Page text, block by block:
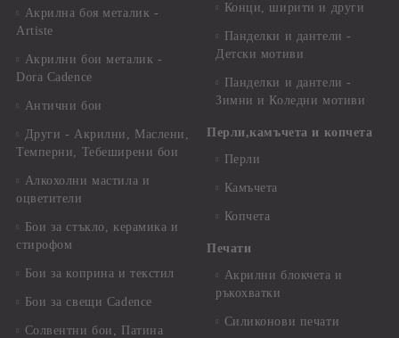
Акрилна боя металик -
Artiste
Акрилни бои металик -
Dora Cadence
Антични бои
Други - Акрилни, Маслени,
Темперни, Тебеширени бои
Алкохолни мастила и
оцветители
Бои за стъкло, керамика и
стирофом
Бои за коприна и текстил
Бои за свещи Cadence
Солвентни бои, Патина
Конци, ширити и други
Панделки и дантели -
Детски мотиви
Панделки и дантели -
Зимни и Коледни мотиви
Перли,камъчета и копчета
Перли
Камъчета
Копчета
Печати
Акрилни блокчета и
ръкохватки
Силиконови печати